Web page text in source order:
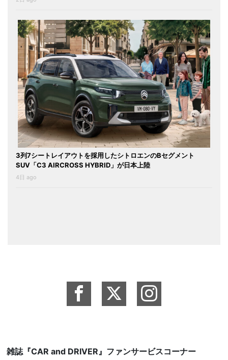
3列7シートレイアウトを採用したシトロエンのBセグメント
SUV「C3 AIRCROSS HYBRID」が日本上陸
4日 ago
雑誌『CAR and DRIVER』ファンサービスコーナー